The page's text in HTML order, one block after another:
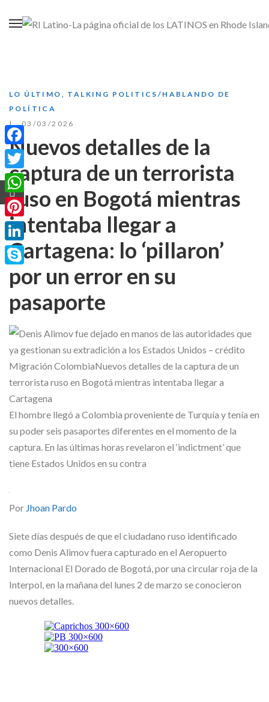
LO ÚLTIMO , TALKING POLITICS/HABLANDO DE
POLÍTICA
03/03/2026
Nuevos detalles de la
captura de un terrorista
ruso en Bogotá mientras
intentaba llegar a
Cartagena: lo ‘pillaron’
por un error en su
pasaporte
El hombre llegó a Colombia proveniente de Turquía y tenía en
su poder seis pasaportes diferentes en el momento de la
captura. En las últimas horas revelaron el ‘indictment’ que
tiene Estados Unidos en su contra
Por Jhoan Pardo
Siete días después de que el ciudadano ruso identificado
como Denis Alimov fuera capturado en el Aeropuerto
Internacional El Dorado de Bogotá, por una circular roja de la
Interpol, en la mañana del lunes 2 de marzo se conocieron
nuevos detalles.
Facebook
Twitter
WhatsApp
Pinterest
LinkedIn
Skype